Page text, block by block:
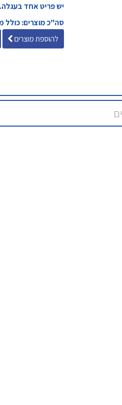
יש פריט אחד בעגלה.
סה"כ מוצרים: כולל
להוספת מוצרים